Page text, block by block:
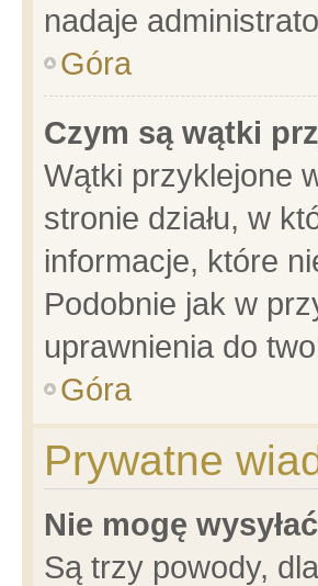
nadaje
Góra
Czym są wątki
Wątki przyklejone
stronie działu, w
informacje, które
Podobnie jak w
uprawnienia do
Góra
Prywatne
Nie mogę
Są trzy powody,